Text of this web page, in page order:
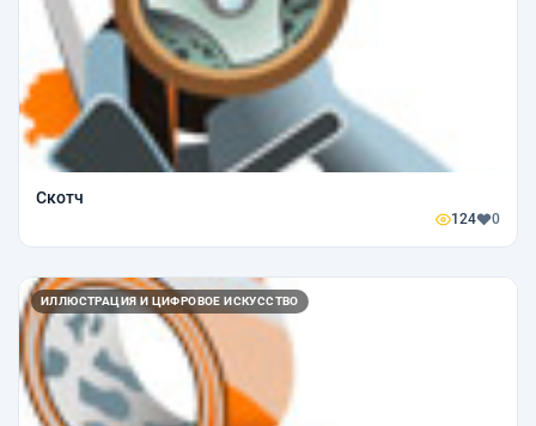
Скотч
124 0
ИЛЛЮСТРАЦИЯ И ЦИФРОВОЕ ИСКУССТВО